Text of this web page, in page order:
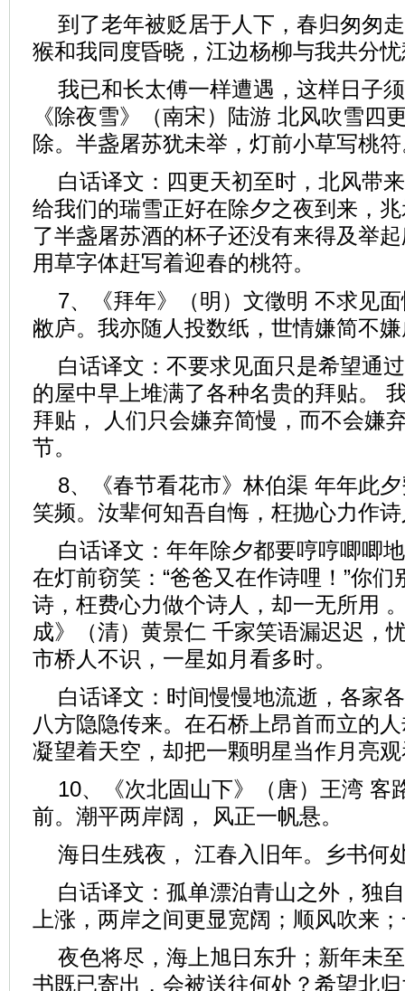
到了老年被贬居于人下，春归匆匆
猴和我同度昏晓，江边杨柳与我共分
我已和长太傅一样遭遇，这样日子
《除夜雪》（南宋）陆游 北风吹雪四
除。半盏屠苏犹未举，灯前小草写桃
白话译文：四更天初至时，北风带
给我们的瑞雪正好在除夕之夜到来，
了半盏屠苏酒的杯子还没有来得及举
用草字体赶写着迎春的桃符。
7、《拜年》（明）文徵明 不求见
敝庐。我亦随人投数纸，世情嫌简不
白话译文：不要求见面只是希望通
的屋中早上堆满了各种名贵的拜贴。
拜贴， 人们只会嫌弃简慢，而不会嫌
节。
8、《春节看花市》林伯渠 年年此
笑频。汝辈何知吾自悔，枉抛心力作
白话译文：年年除夕都要哼哼唧唧
在灯前窃笑：“爸爸又在作诗哩！”你
诗，枉费心力做个诗人，却一无所用
成》（清）黄景仁 千家笑语漏迟迟，
市桥人不识，一星如月看多时。
白话译文：时间慢慢地流逝，各家
八方隐隐传来。在石桥上昂首而立的
凝望着天空，却把一颗明星当作月亮
10、《次北固山下》（唐）王湾 客
前。潮平两岸阔， 风正一帆悬。
海日生残夜， 江春入旧年。乡书何
白话译文：孤单漂泊青山之外，独
上涨，两岸之间更显宽阔；顺风吹来
夜色将尽，海上旭日东升；新年未
书既已寄出，会被送往何处？希望北